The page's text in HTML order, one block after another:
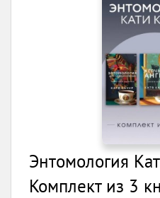
Энтомология
Комплект из 3